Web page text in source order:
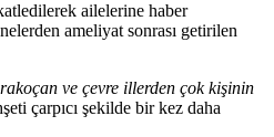
ailelerine haber
ameliyat sonrası getirilen
ve çevre illerden çok kişinin
çarpıcı şekilde bir kez daha